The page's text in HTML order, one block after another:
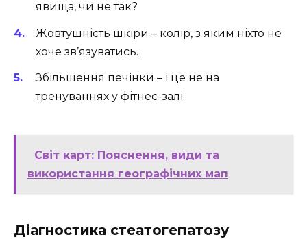
явища, чи не так?
Жовтушність шкіри – колір, з яким ніхто не
хоче зв’язуватись.
Збільшення печінки – і це не на
тренуваннях у фітнес-залі.
Світ карт: Пояснення, види та
використання географічних мап
Діагностика стеатогепатозу